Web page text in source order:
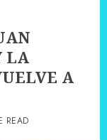
LA
A
READ